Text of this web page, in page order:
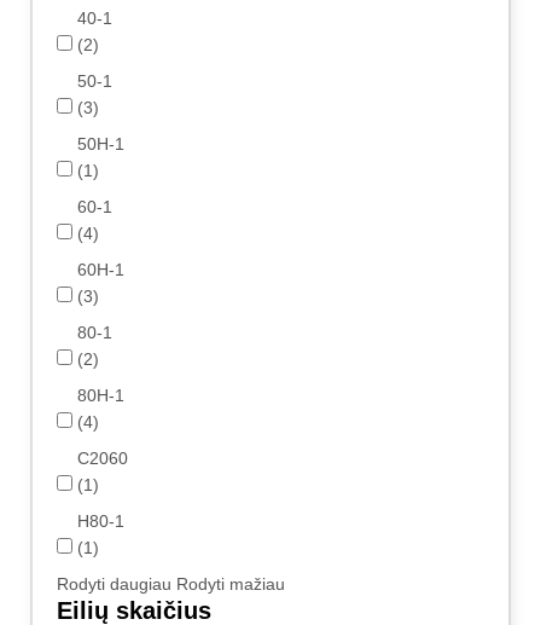
40-1
(2)
50-1
(3)
50H-1
(1)
60-1
(4)
60H-1
(3)
80-1
(2)
80H-1
(4)
C2060
(1)
H80-1
(1)
Rodyti daugiau Rodyti mažiau
Eilių skaičius